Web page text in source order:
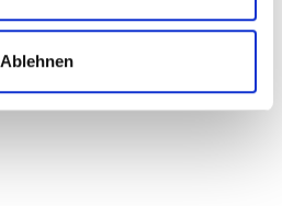
Ablehnen